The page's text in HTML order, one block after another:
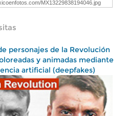
personajes de la Revolución
y animadas mediante
artificial (deepfakes)